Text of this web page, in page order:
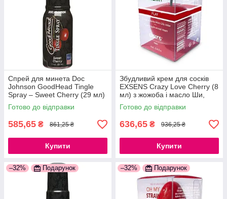
Спрей для минета Doc
Johnson GoodHead Tingle
Spray – Sweet Cherry (29 мл)
со стимулирующим
эффектом 777Store.com.ua
Готово до відправки
585,65 ₴ 861,25 ₴
Купити
Збудливий крем для сосків
EXSENS Crazy Love Cherry (8
мл) з жожоба і масло Ши,
їстівний 777Store.com.ua
Готово до відправки
636,65 ₴ 936,25 ₴
Купити
–32% Подарунок –32% Подарунок